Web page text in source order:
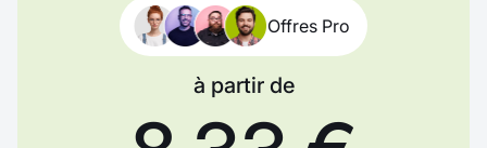
Offres Pro
à partir de